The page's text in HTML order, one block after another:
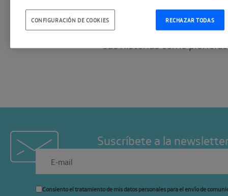
Cuatro mujeres de
compartirán su
sus historias como
Suscríbete a la
Consiento el tratamiento de mis datos personales para el envío de
RECHAZAR TODAS
CONFIGURACIÓN DE COOKIES